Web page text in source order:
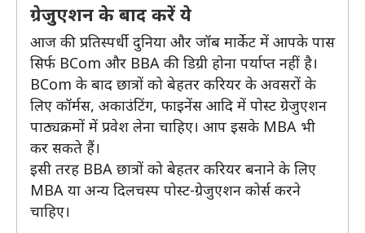
ग्रेजुएशन के बाद करें ये
आज की प्रतिस्पर्धी दुनिया और जॉब मार्केट में आपके पास
सिर्फ BCom और BBA की डिग्री होना पर्याप्त नहीं है।
BCom के बाद छात्रों को बेहतर करियर के अवसरों के
लिए कॉर्मस, अकाउंटिंग, फाइनेंस आदि में पोस्ट ग्रेजुएशन
पाठ्यक्रमों में प्रवेश लेना चाहिए। आप इसके MBA भी
कर सकते हैं।
इसी तरह BBA छात्रों को बेहतर करियर बनाने के लिए
MBA या अन्य दिलचस्प पोस्ट-ग्रेजुएशन कोर्स करने
चाहिए।